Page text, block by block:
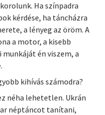
Ha színpadra
kérdése, ha táncházra
a lényeg az öröm. A
a motor, a kisebb
én viszem, a
kihívás számodra?
néha lehetetlen. Ukrán
néptáncot tanítani,